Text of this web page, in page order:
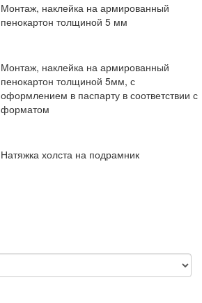
Монтаж, наклейка на армированный
пенокартон толщиной 5 мм
Монтаж, наклейка на армированный
пенокартон толщиной 5мм, с
оформлением в паспарту в соответствии с
форматом
Натяжка холста на подрамник